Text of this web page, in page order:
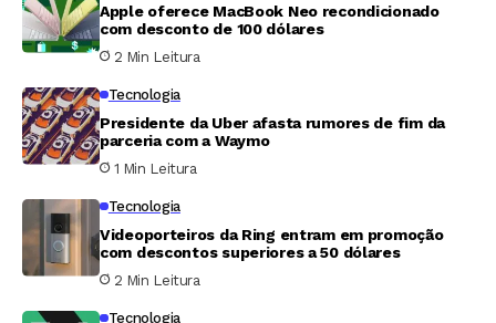
Apple oferece MacBook Neo recondicionado
com desconto de 100 dólares
2 Min Leitura
Tecnologia
Presidente da Uber afasta rumores de fim da
parceria com a Waymo
1 Min Leitura
Tecnologia
Videoporteiros da Ring entram em promoção
com descontos superiores a 50 dólares
2 Min Leitura
Tecnologia